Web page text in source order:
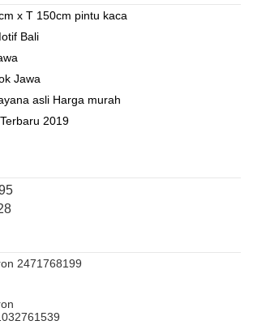
x T 150cm pintu kaca
Bali
Jawa
asli Harga murah
2019
2471768199